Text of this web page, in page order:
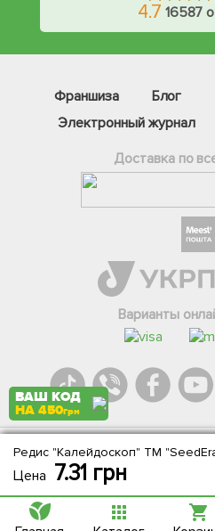
Цена 7.31 грн
4.7 16587
Франшиза Блог
Электронный журнал
Доставка по
Варианты
Agromarket.Copyright © 2013-
ВАШ КОД
НА 450грн